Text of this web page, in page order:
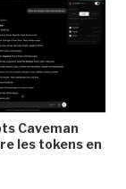
Caveman
les tokens en